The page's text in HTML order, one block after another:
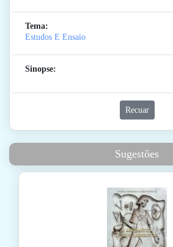
Tema:
Estudos E Ensaio
Sinopse:
Recuar
Sugestões